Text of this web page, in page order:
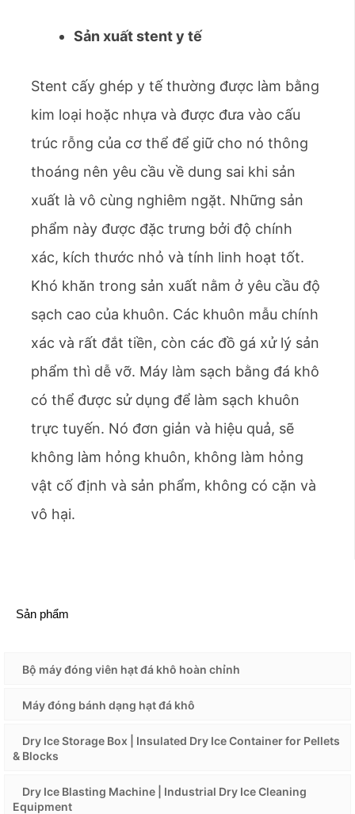
Sản xuất stent y tế
Stent cấy ghép y tế thường được làm bằng
kim loại hoặc nhựa và được đưa vào cấu
trúc rỗng của cơ thể để giữ cho nó thông
thoáng nên yêu cầu về dung sai khi sản
xuất là vô cùng nghiêm ngặt. Những sản
phẩm này được đặc trưng bởi độ chính
xác, kích thước nhỏ và tính linh hoạt tốt.
Khó khăn trong sản xuất nằm ở yêu cầu độ
sạch cao của khuôn. Các khuôn mẫu chính
xác và rất đắt tiền, còn các đồ gá xử lý sản
phẩm thì dễ vỡ. Máy làm sạch bằng đá khô
có thể được sử dụng để làm sạch khuôn
trực tuyến. Nó đơn giản và hiệu quả, sẽ
không làm hỏng khuôn, không làm hỏng
vật cố định và sản phẩm, không có cặn và
vô hại.
Sản phẩm
Bộ máy đóng viên hạt đá khô hoàn chỉnh
Máy đóng bánh dạng hạt đá khô
Dry Ice Storage Box | Insulated Dry Ice Container for Pellets
& Blocks
Dry Ice Blasting Machine | Industrial Dry Ice Cleaning
Equipment